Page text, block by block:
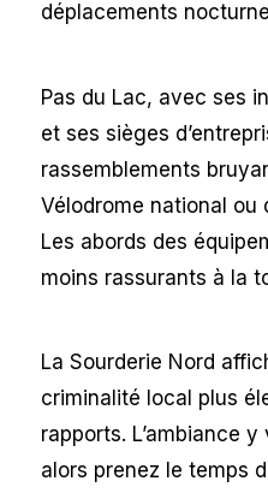
déplacements
Pas du Lac, avec ses
et ses sièges
rassemblements
Vélodrome national ou
Les abords des
moins rassurants à la
La Sourderie Nord
criminalité local plus
rapports. L’ambiance y
alors prenez le temps